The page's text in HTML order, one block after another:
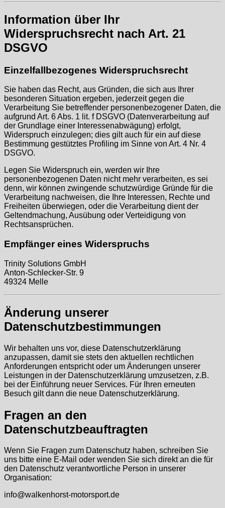
Information über Ihr
Widerspruchsrecht nach Art. 21
DSGVO
Einzelfallbezogenes Widerspruchsrecht
Sie haben das Recht, aus Gründen, die sich aus Ihrer
besonderen Situation ergeben, jederzeit gegen die
Verarbeitung Sie betreffender personenbezogener Daten, die
aufgrund Art. 6 Abs. 1 lit. f DSGVO (Datenverarbeitung auf
der Grundlage einer Interessenabwägung) erfolgt,
Widerspruch einzulegen; dies gilt auch für ein auf diese
Bestimmung gestütztes Profiling im Sinne von Art. 4 Nr. 4
DSGVO.
Legen Sie Widerspruch ein, werden wir Ihre
personenbezogenen Daten nicht mehr verarbeiten, es sei
denn, wir können zwingende schutzwürdige Gründe für die
Verarbeitung nachweisen, die Ihre Interessen, Rechte und
Freiheiten überwiegen, oder die Verarbeitung dient der
Geltendmachung, Ausübung oder Verteidigung von
Rechtsansprüchen.
Empfänger eines Widerspruchs
Trinity Solutions GmbH
Anton-Schlecker-Str. 9
49324 Melle
Änderung unserer
Datenschutzbestimmungen
Wir behalten uns vor, diese Datenschutzerklärung
anzupassen, damit sie stets den aktuellen rechtlichen
Anforderungen entspricht oder um Änderungen unserer
Leistungen in der Datenschutzerklärung umzusetzen, z.B.
bei der Einführung neuer Services. Für Ihren erneuten
Besuch gilt dann die neue Datenschutzerklärung.
Fragen an den
Datenschutzbeauftragten
Wenn Sie Fragen zum Datenschutz haben, schreiben Sie
uns bitte eine E-Mail oder wenden Sie sich direkt an die für
den Datenschutz verantwortliche Person in unserer
Organisation:
info@walkenhorst-motorsport.de